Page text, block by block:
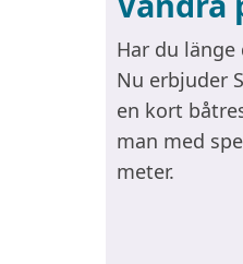
Har du
Nu erbjuder
en kort
man med
meter.